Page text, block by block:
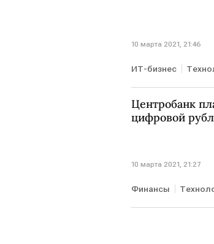
10 марта 2021, 21:46
ИТ-бизнес
Центробанк
цифровой
10 марта 2021, 21:27
Финансы